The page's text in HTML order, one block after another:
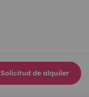
Solicitud de alquiler